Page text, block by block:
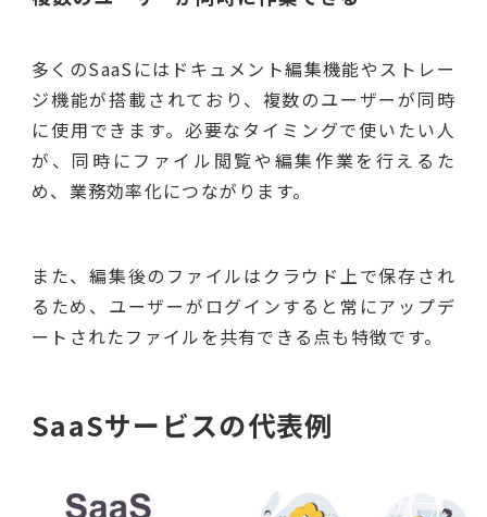
多くのSaaSにはドキュメント編集機能やストレー
ジ機能が搭載されており、複数のユーザーが同時
に使用できます。必要なタイミングで使いたい人
が、同時にファイル閲覧や編集作業を行えるた
め、業務効率化につながります。
また、編集後のファイルはクラウド上で保存され
るため、ユーザーがログインすると常にアップデ
ートされたファイルを共有できる点も特徴です。
SaaSサービスの代表例